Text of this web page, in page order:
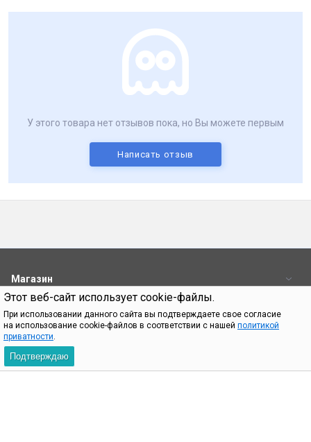
Этот веб-сайт использует cookie-файлы.
При использовании данного сайта вы подтверждаете свое согласие
на использование cookie-файлов в соответствии с нашей политикой
приватности.
Подтверждаю
У этого товара нет отзывов пока, но Вы можете первым
Написать отзыв
Магазин
Контакты
При использовании материалов с сайта shop.bq.ru обязательно